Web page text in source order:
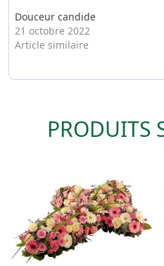
Douceur candide
21 octobre 2022
Article similaire
PRODUITS